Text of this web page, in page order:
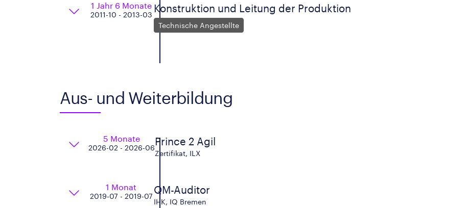
1 Jahr 6 Monate
2011-10 - 2013-03
Konstruktion und Leitung der Produktion
Technische Angestellte
Aus- und Weiterbildung
5 Monate
2026-02 - 2026-06
Prince 2 Agil
Zertifikat, ILX
1 Monat
2019-07 - 2019-07
QM-Auditor
IHK, IQ Bremen